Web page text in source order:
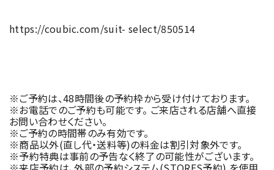
https://coubic.com/suit- select/850514
※ご予約は、48時間後の予約枠から受け付けております。
※お電話でのご予約も可能です。 ご来店される店舗へ直接
お問い合わせください。
※ご予約の時間帯のみ有効です。
※商品以外(直し代・送料等)の料金は割引対象外です。
※予約特典は事前の予告なく終了の可能性がございます。